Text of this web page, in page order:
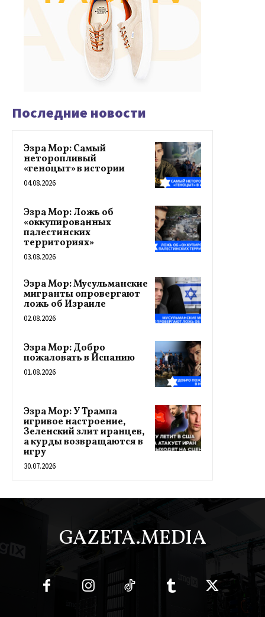
Последние новости
Эзра Мор: Самый
неторопливый
«геноцыт» в истории
04.08.2026
Эзра Мор: Ложь об
«оккупированных
палестинских
территориях»
03.08.2026
Эзра Мор: Мусульманские
мигранты опровергают
ложь об Израиле
02.08.2026
Эзра Мор: Добро
пожаловать в Испанию
01.08.2026
Эзра Мор: У Трампа
игривое настроение,
Зеленский злит иранцев,
а курды возвращаются в
игру
30.07.2026
GAZETA.MEDIA